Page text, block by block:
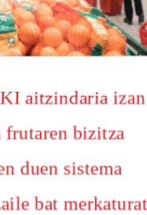
aitzindaria izan
frutaren bizitza
duen sistema
bat